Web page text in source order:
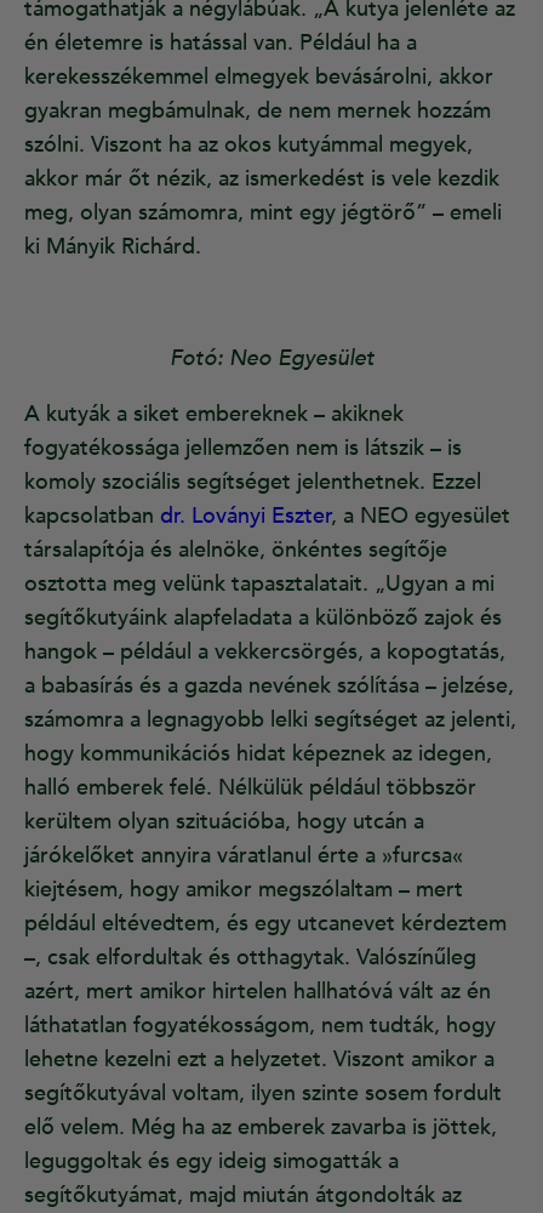
támogathatják a négylábúak. „A kutya jelenléte az
én életemre is hatással van. Például ha a
kerekesszékemmel elmegyek bevásárolni, akkor
gyakran megbámulnak, de nem mernek hozzám
szólni. Viszont ha az okos kutyámmal megyek,
akkor már őt nézik, az ismerkedést is vele kezdik
meg, olyan számomra, mint egy jégtörő” – emeli
ki Mányik Richárd.
Fotó: Neo Egyesület
A kutyák a siket embereknek – akiknek
fogyatékossága jellemzően nem is látszik – is
komoly szociális segítséget jelenthetnek. Ezzel
kapcsolatban dr. Loványi Eszter, a NEO egyesület
társalapítója és alelnöke, önkéntes segítője
osztotta meg velünk tapasztalatait. „Ugyan a mi
segítőkutyáink alapfeladata a különböző zajok és
hangok – például a vekkercsörgés, a kopogtatás,
a babasírás és a gazda nevének szólítása – jelzése,
számomra a legnagyobb lelki segítséget az jelenti,
hogy kommunikációs hidat képeznek az idegen,
halló emberek felé. Nélkülük például többször
kerültem olyan szituációba, hogy utcán a
járókelőket annyira váratlanul érte a »furcsa«
kiejtésem, hogy amikor megszólaltam – mert
például eltévedtem, és egy utcanevet kérdeztem
–, csak elfordultak és otthagytak. Valószínűleg
azért, mert amikor hirtelen hallhatóvá vált az én
láthatatlan fogyatékosságom, nem tudták, hogy
lehetne kezelni ezt a helyzetet. Viszont amikor a
segítőkutyával voltam, ilyen szinte sosem fordult
elő velem. Még ha az emberek zavarba is jöttek,
leguggoltak és egy ideig simogatták a
segítőkutyámat, majd miután átgondolták az